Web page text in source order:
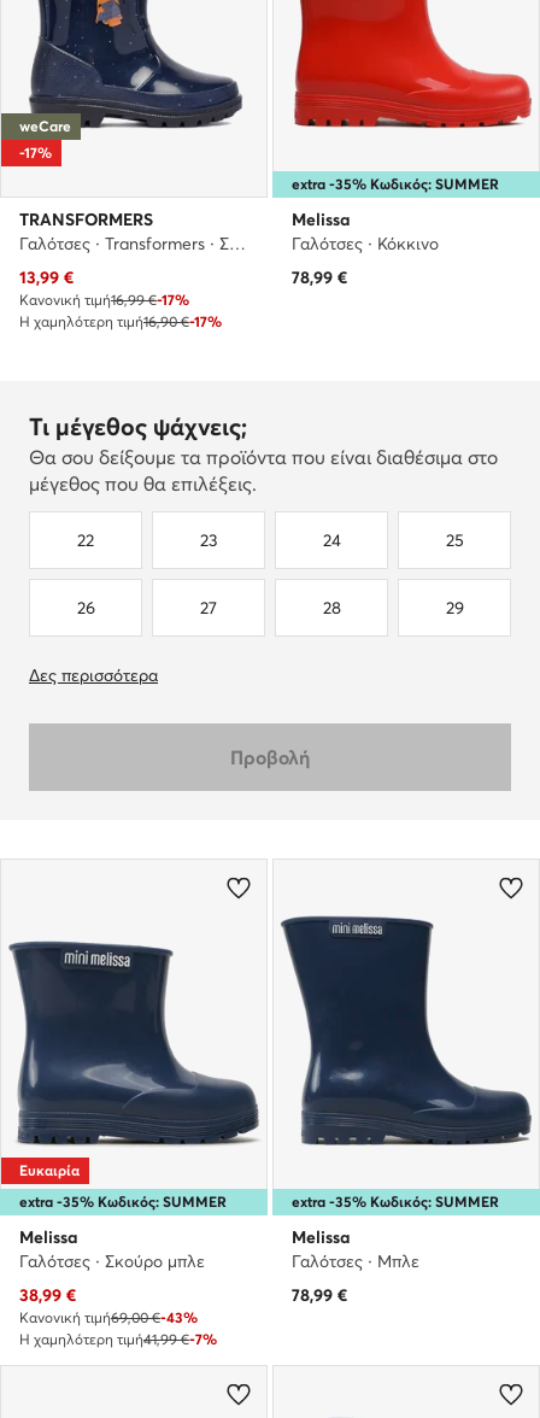
weCare
-17%
TRANSFORMERS
Γαλότσες · Transformers · Σκούρο μπλε
Τρέχουσα τιμή
13,99 €
Κανονική τιμή16,99 €-17%
Η χαμηλότερη τιμή16,90 €-17%
extra -35% Κωδικός: SUMMER
Melissa
Γαλότσες · Κόκκινο
78,99 €
Τι μέγεθος ψάχνεις;
Θα σου δείξουμε τα προϊόντα που είναι διαθέσιμα στο
μέγεθος που θα επιλέξεις.
22 23 24 25
26 27 28 29
Δες περισσότερα
Προβολή
extra -35% Κωδικός: SUMMER
Ευκαιρία
Melissa
Γαλότσες · Σκούρο μπλε
Τρέχουσα τιμή
38,99 €
Κανονική τιμή69,00 €-43%
Η χαμηλότερη τιμή41,99 €-7%
extra -35% Κωδικός: SUMMER
Melissa
Γαλότσες · Μπλε
78,99 €